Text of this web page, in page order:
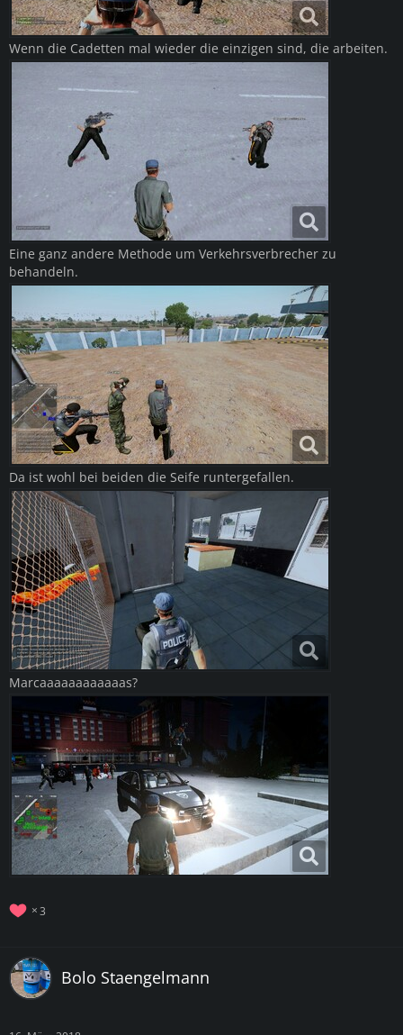
Wenn die Cadetten mal wieder die einzigen sind, die arbeiten.
Eine ganz andere Methode um Verkehrsverbrecher zu
behandeln.
Da ist wohl bei beiden die Seife runtergefallen.
Marcaaaaaaaaaaaas?
3
Bolo Staengelmann